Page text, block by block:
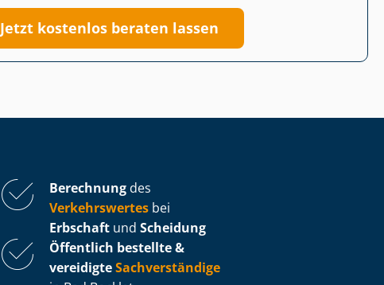
Jetzt kostenlos beraten lassen
Berechnung des
Verkehrswertes bei
Erbschaft und Scheidung
Öffentlich bestellte &
vereidigteSachverständige